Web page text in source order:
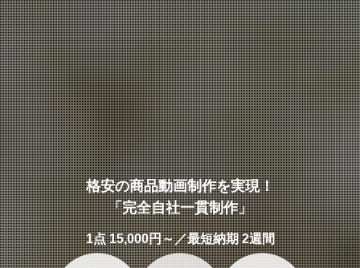
格安の商品動画制作を実現！
「完全自社一貫制作」
1点 15,000円～／最短納期 2週間